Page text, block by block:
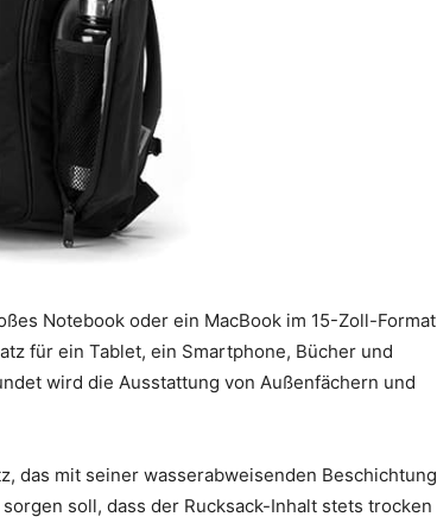
Notebook oder ein MacBook im 15-Zoll-Format
für ein Tablet, ein Smartphone, Bücher und
wird die Ausstattung von Außenfächern und
das mit seiner wasserabweisenden Beschichtung
soll, dass der Rucksack-Inhalt stets trocken